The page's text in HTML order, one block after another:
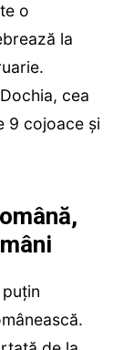
o
la
cea
9 cojoace și